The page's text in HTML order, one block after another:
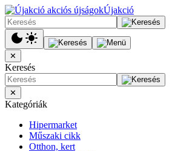
Újakció
✕
Keresés
✕
Kategóriák
Hipermarket
Műszaki cikk
Otthon, kert